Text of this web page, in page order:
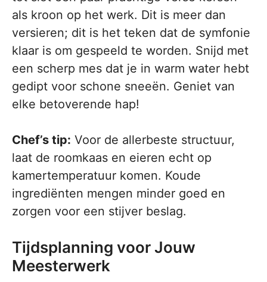
als kroon op het werk. Dit is meer dan
versieren; dit is het teken dat de symfonie
klaar is om gespeeld te worden. Snijd met
een scherp mes dat je in warm water hebt
gedipt voor schone sneeën. Geniet van
elke betoverende hap!
Chef’s tip: Voor de allerbeste structuur,
laat de roomkaas en eieren echt op
kamertemperatuur komen. Koude
ingrediënten mengen minder goed en
zorgen voor een stijver beslag.
Tijdsplanning voor Jouw
Meesterwerk